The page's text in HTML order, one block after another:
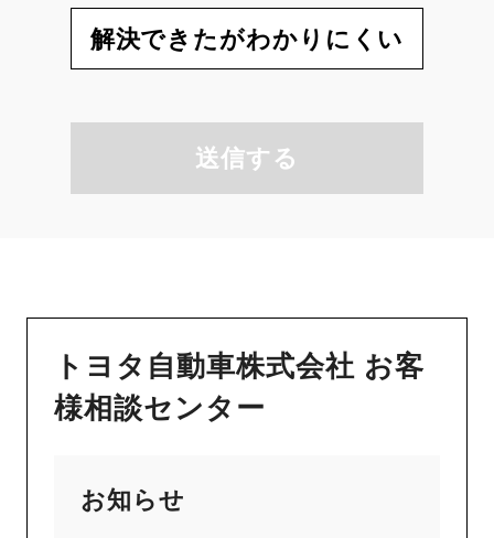
解決できたがわかりにくい
送信する
トヨタ自動車株式会社 お客
様相談センター
お知らせ